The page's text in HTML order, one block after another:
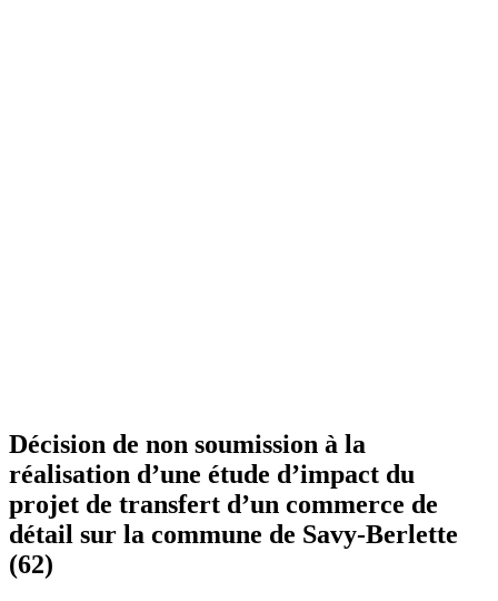
Décision de non soumission à la
réalisation d’une étude d’impact du
projet de transfert d’un commerce de
détail sur la commune de Savy-Berlette
(62)